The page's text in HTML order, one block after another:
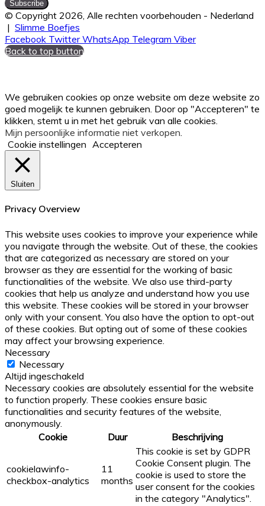
© Copyright 2026, Alle rechten voorbehouden - Nederland
| Slimme Boefjes
Facebook Twitter WhatsApp Telegram Viber
Back to top button
We gebruiken cookies op onze website om deze website zo
goed mogelijk te kunnen gebruiken. Door op "Accepteren" te
klikken, stemt u in met het gebruik van alle cookies.
Mijn persoonlijke informatie niet verkopen
Cookie instellingen Accepteren
Sluiten
Privacy Overview
This website uses cookies to improve your experience while
you navigate through the website. Out of these, the cookies
that are categorized as necessary are stored on your
browser as they are essential for the working of basic
functionalities of the website. We also use third-party
cookies that help us analyze and understand how you use
this website. These cookies will be stored in your browser
only with your consent. You also have the option to opt-out
of these cookies. But opting out of some of these cookies
may affect your browsing experience.
Necessary
Necessary
Altijd ingeschakeld
Necessary cookies are absolutely essential for the website
to function properly. These cookies ensure basic
functionalities and security features of the website,
anonymously.
Cookie
Duur Beschrijving
cookielawinfo-
checkbox-analytics
11
months
This cookie is set by GDPR
Cookie Consent plugin. The
cookie is used to store the
user consent for the cookies
in the category "Analytics".